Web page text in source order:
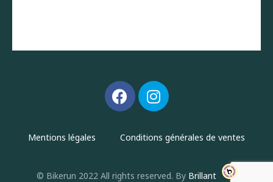
Mentions légales Conditions générales de ventes
© Bikerun 2022 All rights reserved. By Brillant